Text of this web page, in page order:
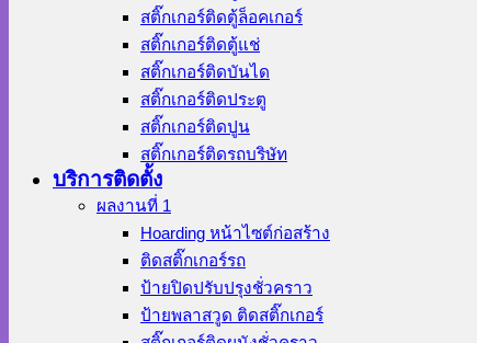
สติ๊กเกอร์ติดตู้ล็อคเกอร์
สติ๊กเกอร์ติดตู้แช่
สติ๊กเกอร์ติดบันได
สติ๊กเกอร์ติดประตู
สติ๊กเกอร์ติดปูน
สติ๊กเกอร์ติดรถบริษัท
บริการติดตั้ง
ผลงานที่ 1
Hoarding หน้าไซต์ก่อสร้าง
ติดสติ๊กเกอร์รถ
ป้ายปิดปรับปรุงชั่วคราว
ป้ายพลาสวูด ติดสติ๊กเกอร์